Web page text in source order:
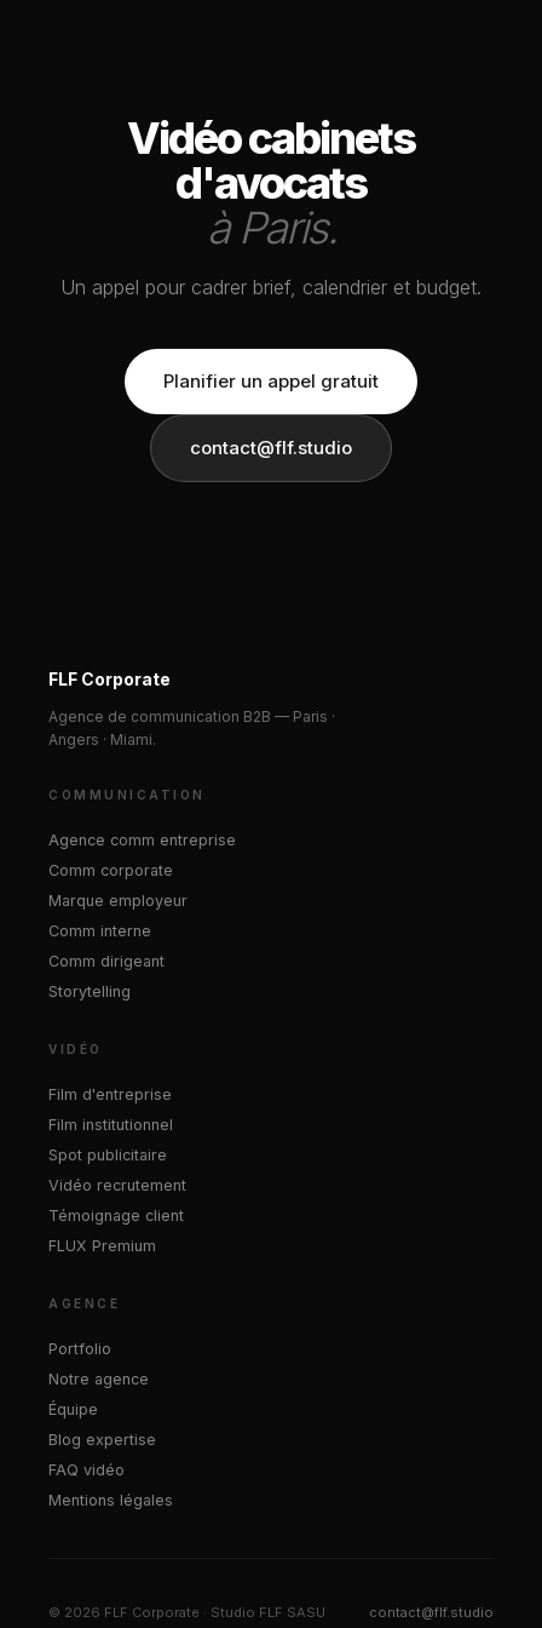
Vidéo cabinets
d'avocats
à Paris.
Un appel pour cadrer brief, calendrier et budget.
Planifier un appel gratuit
contact@flf.studio
FLF Corporate
Agence de communication B2B — Paris ·
Angers · Miami.
COMMUNICATION
Agence comm entreprise
Comm corporate
Marque employeur
Comm interne
Comm dirigeant
Storytelling
VIDÉO
Film d'entreprise
Film institutionnel
Spot publicitaire
Vidéo recrutement
Témoignage client
FLUX Premium
AGENCE
Portfolio
Notre agence
Équipe
Blog expertise
FAQ vidéo
Mentions légales
© 2026 FLF Corporate · Studio FLF SASU contact@flf.studio